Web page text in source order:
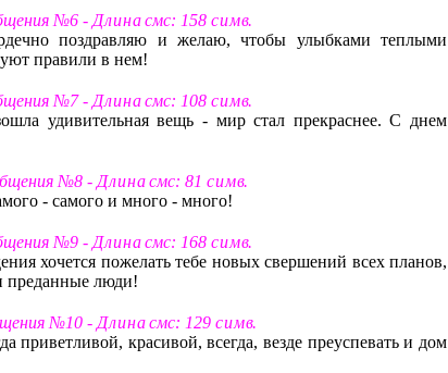
№6 - Д л и н асмс: 158 с и м в.
поздравляю и желаю, чтобы улыбками теплыми
правили в нем!
№7 - Д л и н асмс: 108 с и м в.
удивительная вещь - мир стал прекраснее. С днем
№8 - Д л и н асмс: 81 с и м в.
- самого и много - много!
№9 - Д л и н асмс: 168 с и м в.
хочется пожелать тебе новых свершений всех планов,
преданные люди!
№10 - Д л и н асмс: 129 с и м в.
приветливой, красивой, всегда, везде преуспевать и дом